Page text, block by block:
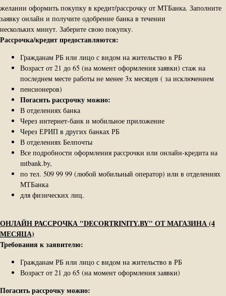
желании оформить покупку в кредит/рассрочку от МТБанка. Заполните
заявку онлайн и получите одобрение банка в течении
нескольких минут. Заберите свою покупку.
Рассрочка/кредит предоставляются:
Гражданам РБ или лицо с видом на жительство в РБ
Возраст от 21 до 65 (на момент оформления заявки) стаж на
последнем месте работы не менее 3х месяцев ( за исключением
пенсионеров)
Погасить рассрочку можно:
В отделениях банка
Через интернет-банк и мобильное приложение
Через ЕРИП в других банках РБ
В отделениях Белпочты
Все подробности оформления рассрочки или онлайн-кредита на
mtbank.by,
по тел. 509 99 99 (любой мобильный оператор) или в отделениях
МТБанка
для физических лиц.
ОНЛАЙН РАССРОЧКА "DECORTRINITY.BY" ОТ МАГАЗИНА (4
МЕСЯЦА)
Требования к заявителю:
Гражданам РБ или лицо с видом на жительство в РБ
Возраст от 21 до 65 (на момент оформления заявки)
Погасить рассрочку можно: